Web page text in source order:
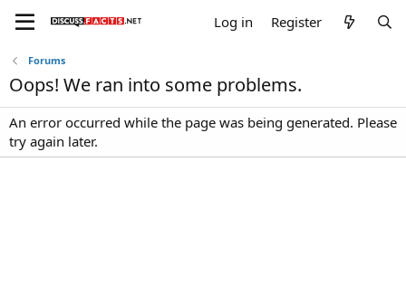
Log in Register
Forums
Oops! We ran into some problems.
An error occurred while the page was being generated. Please
try again later.